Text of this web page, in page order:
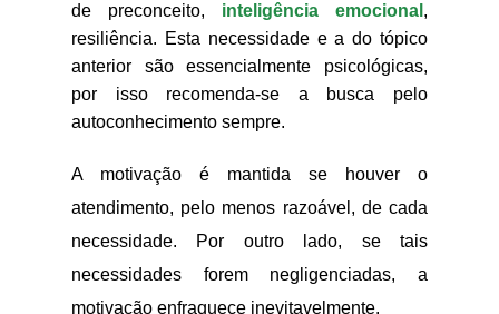
de preconceito, inteligência emocional ,
resiliência. Esta necessidade e a do tópico
anterior são essencialmente psicológicas,
por isso recomenda-se a busca pelo
autoconhecimento sempre.
A motivação é mantida se houver o
atendimento, pelo menos razoável, de cada
necessidade. Por outro lado, se tais
necessidades forem negligenciadas, a
motivação enfraquece inevitavelmente.